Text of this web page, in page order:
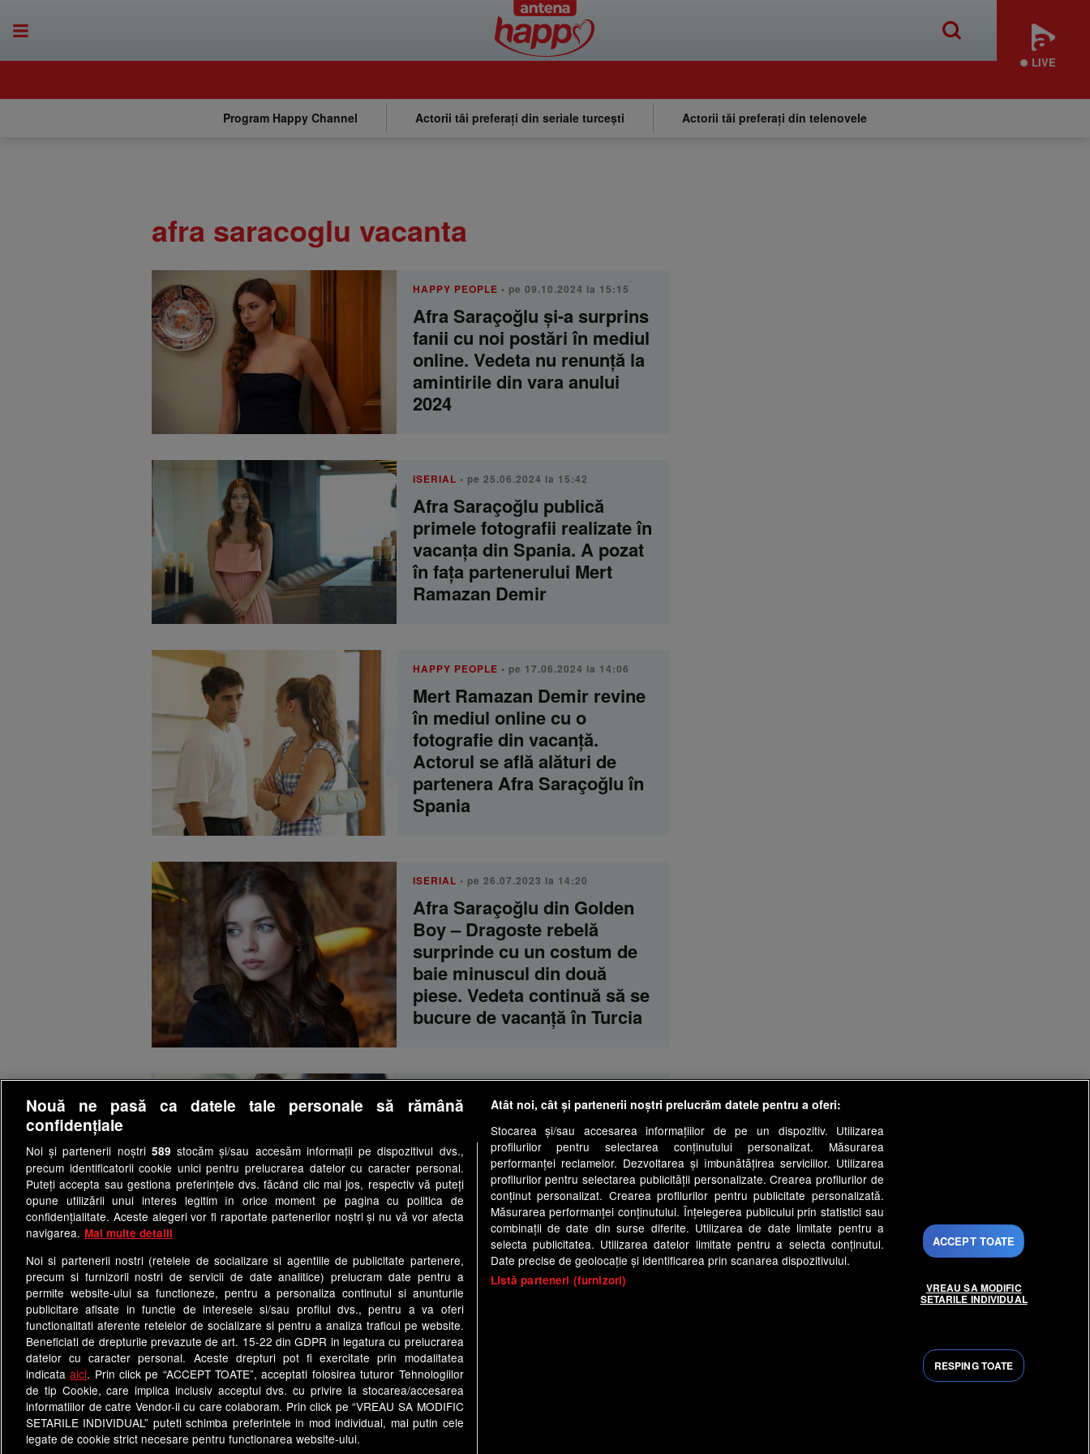
LIVE
Program Happy Channel Actorii tăi preferați din seriale turcești Actorii tăi preferați din telenovele
afra saracoglu vacanta
HAPPY PEOPLE • pe 09.10.2024 la 15:15
Afra Saraçoğlu și-a surprins
fanii cu noi postări în mediul
online. Vedeta nu renunță la
amintirile din vara anului
2024
ISERIAL • pe 25.06.2024 la 15:42
Afra Saraçoğlu publică
primele fotografii realizate în
vacanța din Spania. A pozat
în fața partenerului Mert
Ramazan Demir
HAPPY PEOPLE • pe 17.06.2024 la 14:06
Mert Ramazan Demir revine
în mediul online cu o
fotografie din vacanță.
Actorul se află alături de
partenera Afra Saraçoğlu în
Spania
ISERIAL • pe 26.07.2023 la 14:20
Afra Saraçoğlu din Golden
Boy – Dragoste rebelă
surprinde cu un costum de
baie minuscul din două
piese. Vedeta continuă să se
bucure de vacanță în Turcia
Afra Saraçoğlu din Golden
Boy – Dragoste rebelă se
află în vacanță la Madrid.
Actrița a împărtășit cu fanii
din mediul online mai multe
fotografii
Termeni si conditii Cod deontologic Antena Group - Date Companie
Politica de confidentialitate Anunturi gratuite pe Lajumate.ro
Site-uri Antena Group a1.ro antenastars.ro
observatornews.ro
spynews.ro useit.ro
Acest site este creat si administrat de Digital Antena Group. Toate drepturile rezervate.
Nouă ne pasă ca datele tale personale să rămână
confidențiale
Noi și partenerii noștri 589 stocăm și/sau accesăm informații pe dispozitivul dvs.,
precum identificatorii cookie unici pentru prelucrarea datelor cu caracter personal.
Puteți accepta sau gestiona preferințele dvs. făcând clic mai jos, respectiv vă puteți
opune utilizării unui interes legitim în orice moment pe pagina cu politica de
confidențialitate. Aceste alegeri vor fi raportate partenerilor noștri și nu vă vor afecta
navigarea. Mai multe detalii
Noi si partenerii nostri (retelele de socializare si agentiile de publicitate partenere,
precum si furnizorii nostri de servicii de date analitice) prelucram date pentru a
permite website-ului sa functioneze, pentru a personaliza continutul si anunturile
publicitare afisate in functie de interesele si/sau profilul dvs., pentru a va oferi
functionalitati aferente retelelor de socializare si pentru a analiza traficul pe website.
Beneficiati de drepturile prevazute de art. 15-22 din GDPR in legatura cu prelucrarea
datelor cu caracter personal. Aceste drepturi pot fi exercitate prin modalitatea
indicataaici. Prin click pe “ACCEPT TOATE”, acceptati folosirea tuturor Tehnologiilor
de tip Cookie, care implica inclusiv acceptul dvs. cu privire la stocarea/accesarea
informatiilor de catre Vendor-ii cu care colaboram. Prin click pe “VREAU SA MODIFIC
SETARILE INDIVIDUAL” puteti schimba preferintele in mod individual, mai putin cele
legate de cookie strict necesare pentru functionarea website-ului.
Atât noi, cât și partenerii noștri prelucrăm datele pentru a oferi:
Stocarea și/sau accesarea informațiilor de pe un dispozitiv. Utilizarea
profilurilor pentru selectarea conținutului personalizat. Măsurarea
performanței reclamelor. Dezvoltarea și îmbunătățirea serviciilor. Utilizarea
profilurilor pentru selectarea publicității personalizate. Crearea profilurilor de
conținut personalizat. Crearea profilurilor pentru publicitate personalizată.
Măsurarea performanței conținutului. Înțelegerea publicului prin statistici sau
combinații de date din surse diferite. Utilizarea de date limitate pentru a
selecta publicitatea. Utilizarea datelor limitate pentru a selecta conținutul.
Date precise de geolocație și identificarea prin scanarea dispozitivului.
Listă parteneri (furnizori)
ACCEPT TOATE
RESPING TOATE
VREAU SA MODIFIC
SETARILE INDIVIDUAL